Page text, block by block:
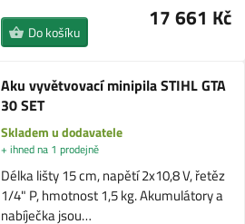
17 661 Kč
Do košíku
Aku vyvětvovací minipila STIHL GTA
30 SET
Skladem u dodavatele
+ ihned na 1 prodejně
Délka lišty 15 cm, napětí 2x10,8 V, řetěz
1/4" P, hmotnost 1,5 kg. Akumulátory a
nabíječka jsou…